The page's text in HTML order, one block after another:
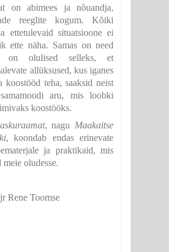
on abimees ja nõuandja,
reeglite kogum. Kõiki
ettetulevaid situatsioone ei
ette näha. Samas on need
on olulised selleks, et
allüksused, kus iganes
koostööd teha, saaksid neist
samamoodi aru, mis loobki
koostööks.
, nagu Maakaitse
, koondab endas erinevate
ja praktikaid, mis
oludesse.
Rene Toomse